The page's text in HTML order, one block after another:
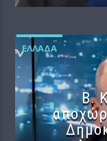
ΕΛΛΆΔΑ
Β.